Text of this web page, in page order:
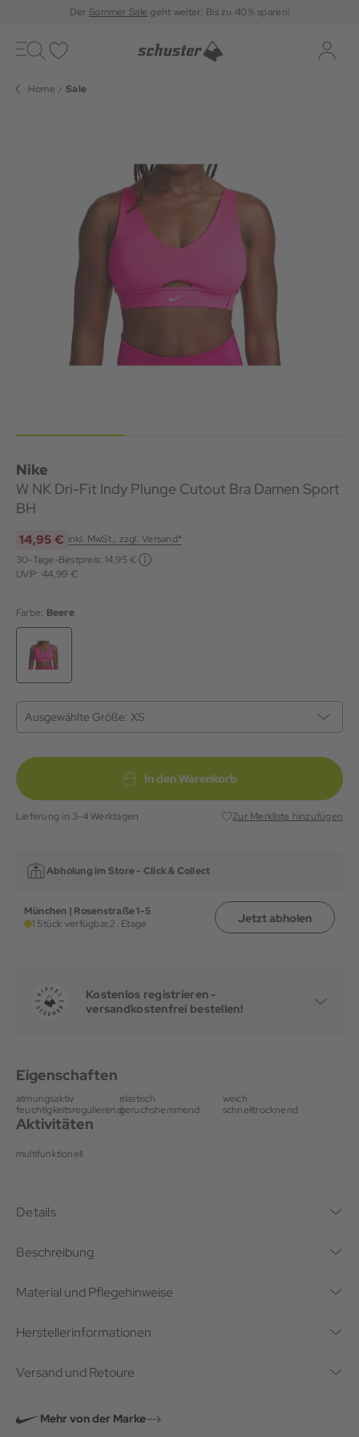
DerSommer Sale geht weiter: Bis zu 40% sparen!
Toggle
navigation
Home Sale
Nike
W NK Dri-Fit Indy Plunge Cutout Bra Damen Sport
BH
14,95 € inkl. MwSt., zzgl. Versand*
30-Tage-Bestpreis: 14,95 €
UVP: 44,99 €
Farbe: Beere
Ausgewählte Größe: XS
In den Warenkorb
Lieferung in 3-4 Werktagen Zur Merkliste hinzufügen
Abholung im Store - Click & Collect
München | Rosenstraße 1-5
1 Stück verfügbar,2. Etage Jetzt abholen
Kostenlos registrieren -
versandkostenfrei bestellen!
Eigenschaften
atmungsaktiv elastisch
weich
feuchtigkeitsregulierendgeruchshemmend schnelltrocknend
Aktivitäten
multifunktionell
Details
Beschreibung
Material und Pflegehinweise
Herstellerinformationen
Versand und Retoure
Mehr von der Marke